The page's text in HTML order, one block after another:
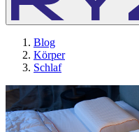
Blog
Körper
Schlaf